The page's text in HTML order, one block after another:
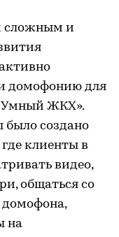
сложным и
домофонию для
ЖКХ».
было создано
клиенты в
видео,
общаться со
домофона,
на